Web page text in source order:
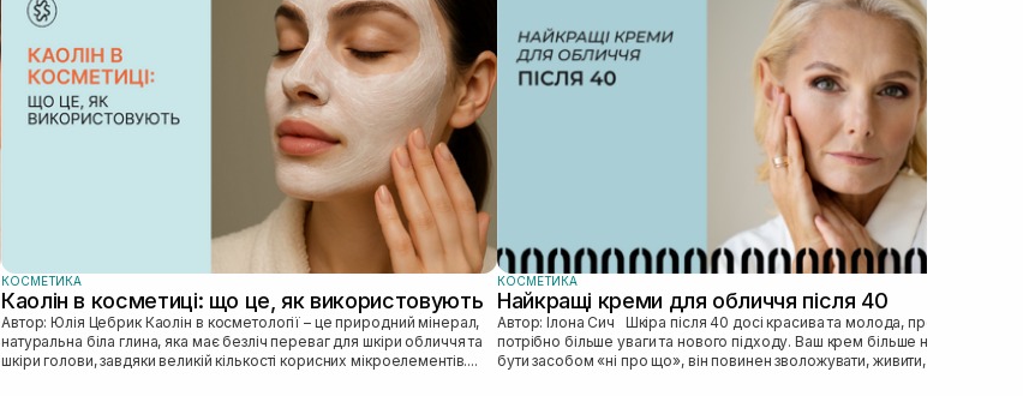
КОСМЕТИКА
Каолін в косметиці: що це, як використовують
Автор: Юлія Цебрик Каолін в косметології – це природний мінерал,
натуральна біла глина, яка має безліч переваг для шкіри обличчя та
шкіри голови, завдяки великій кількості корисних мікроелементів....
КОСМЕТИКА
Найкращі креми для обличчя після 40
Автор: Ілона Сич Шкіра після 40 досі красива та молода, просто їй
потрібно більше уваги та нового підходу. Ваш крем більше не може
бути засобом «ні про що», він повинен зволожувати, живити, покр...